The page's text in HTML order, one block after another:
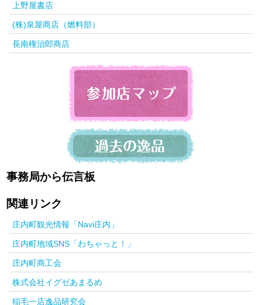
上野屋書店
(株)泉屋商店（燃料部）
長南権治郎商店
事務局から伝言板
関連リンク
庄内町観光情報「Navi庄内」
庄内町地域SNS「わちゃっと！」
庄内町商工会
株式会社イグゼあまるめ
稲毛一店逸品研究会